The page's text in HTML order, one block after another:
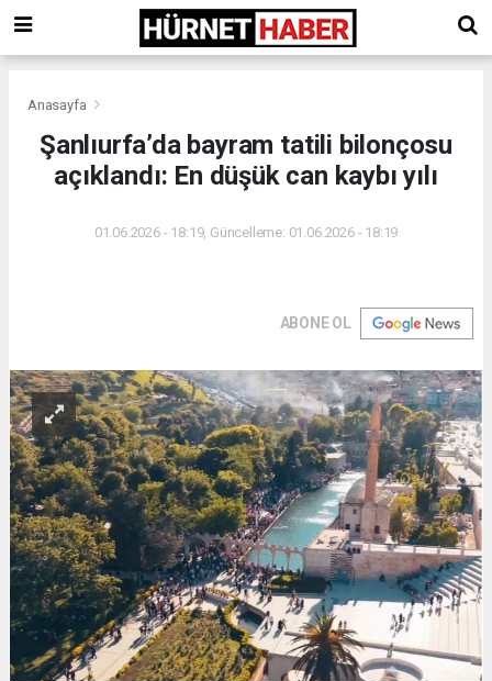
Anasayfa
Şanlıurfa’da bayram tatili bilonçosu
açıklandı: En düşük can kaybı yılı
01.06.2026 - 18:19, Güncelleme: 01.06.2026 - 18:19
ABONE OL